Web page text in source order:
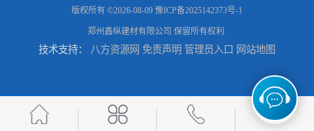
河南郑州生产加工彩钢围挡 郑州鑫纵 质量好 围挡加工 三门峡生产加工彩钢围挡 郑州鑫纵 质量好 围挡加工
版权所有 ©2026-08-09 豫ICP备2025142373号-1
郑州鑫纵建材有限公司 保留所有权利.
技术支持： 八方资源网 免责声明 管理员入口 网站地图